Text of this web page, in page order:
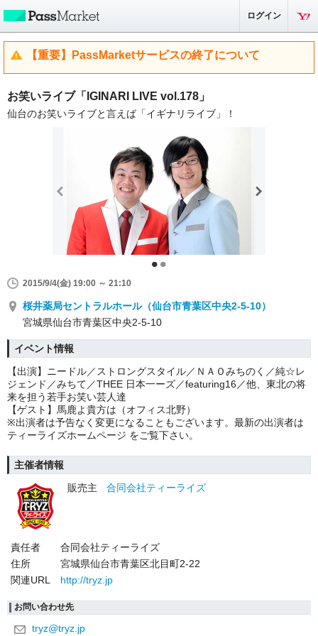
ログイン
【重要】PassMarketサービスの終了について
お笑いライブ「IGINARI LIVE vol.178」
仙台のお笑いライブと言えば「イギナリライブ」！
2015/9/4(金) 19:00 ～ 21:10
桜井薬局セントラルホール（仙台市青葉区中央2-5-10）
宮城県仙台市青葉区中央2-5-10
イベント情報
【出演】ニードル／ストロングスタイル／ＮＡＯみちのく／純☆レ
ジェンド／みちて／THEE 日本一ーズ／featuring16／他、東北の将
来を担う若手お笑い芸人達
【ゲスト】馬鹿よ貴方は（オフィス北野）
※出演者は予告なく変更になることもございます。最新の出演者は
ティーライズホームページ をご覧下さい。
主催者情報
販売主
合同会社ティーライズ
責任者
合同会社ティーライズ
住所
宮城県仙台市青葉区北目町2-22
関連URL
http://tryz.jp
お問い合わせ先
tryz@tryz.jp